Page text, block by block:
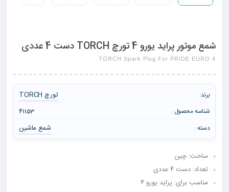
شمع موتور پراید یورو 4 تورچ TORCH دست 4 عددی
TORCH Spark Plug For PRIDE EURO 4
برند: تورچ TORCH
شناسه محصول :
41153
دسته :
شمع ماشین
ساخت: چین
تعداد: دست ۴ عددی
مناسب برای: پراید یورو ۴